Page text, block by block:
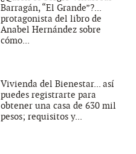
Barragán, “El Grande”?...
protagonista del libro de
Anabel Hernández sobre
cómo...
Vivienda del Bienestar... así
puedes registrarte para
obtener una casa de 630 mil
pesos; requisitos y...